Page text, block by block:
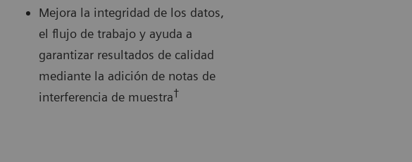
Mejora la integridad de los datos,
el flujo de trabajo y ayuda a
garantizar resultados de calidad
mediante la adición de notas de
interferencia de muestra†